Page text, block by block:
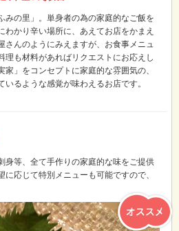
みの里」。単身者の為の家庭的なご飯を
わかり辛い場所に、あえてお店をかまえ
さんのようにみえますが、お食事メニュ
理も材料があればリクエストにお応えし
」をコンセプトに家庭的な雰囲気の、
いるような感覚が味わえるお店です。
身等、全て手作りの家庭的な味をご提供
に応じて特別メニューも可能ですので、